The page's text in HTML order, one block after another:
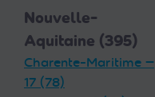
Nouvelle-
Aquitaine (395)
Charente-Maritime —
17 (78)